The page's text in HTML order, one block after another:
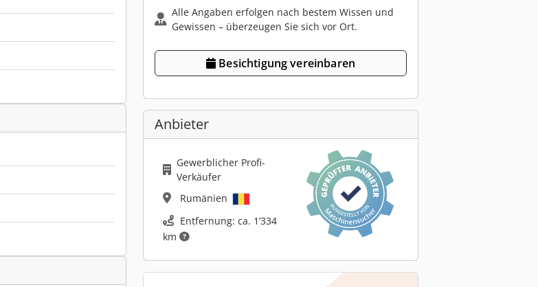
Alle Angaben erfolgen nach bestem Wissen und
Gewissen – überzeugen Sie sich vor Ort.
Besichtigung vereinbaren
Anbieter
Gewerblicher Profi-
Verkäufer
Rumänien
Entfernung: ca. 1’334
km